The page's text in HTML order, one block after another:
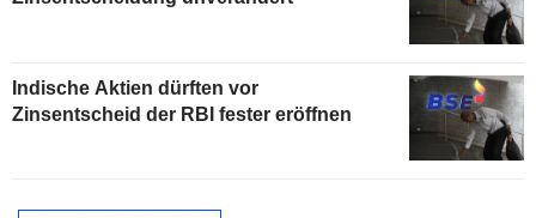
Indische Aktien dürften vor
Zinsentscheid der RBI fester eröffnen